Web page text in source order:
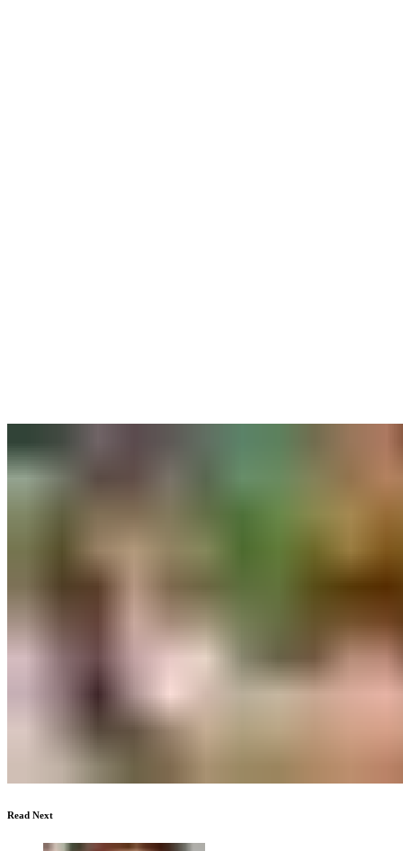
Read Next